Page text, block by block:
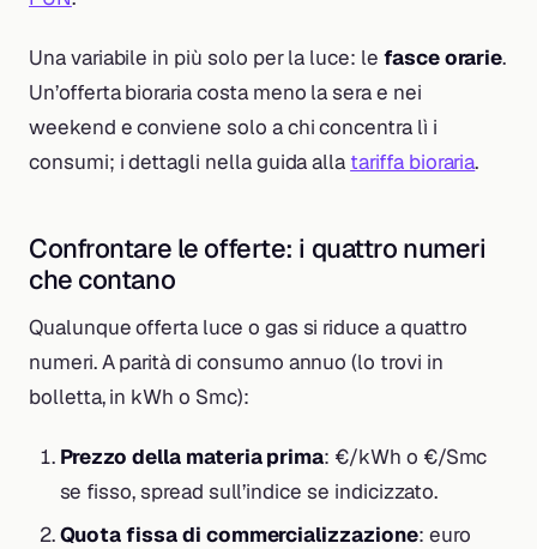
Una variabile in più solo per la luce: le fasce orarie.
Un’offerta bioraria costa meno la sera e nei
weekend e conviene solo a chi concentra lì i
consumi; i dettagli nella guida alla tariffa bioraria.
Confrontare le offerte: i quattro numeri
che contano
Qualunque offerta luce o gas si riduce a quattro
numeri. A parità di consumo annuo (lo trovi in
bolletta, in kWh o Smc):
Prezzo della materia prima: €/kWh o €/Smc
se fisso, spread sull’indice se indicizzato.
Quota fissa di commercializzazione: euro